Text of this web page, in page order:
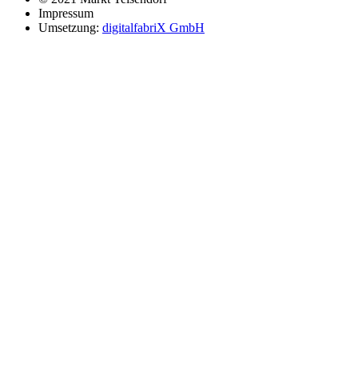
Impressum
Umsetzung: digitalfabriX GmbH